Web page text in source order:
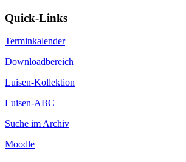
Quick-Links
Terminkalender
Downloadbereich
Luisen-Kollektion
Luisen-ABC
Suche im Archiv
Moodle